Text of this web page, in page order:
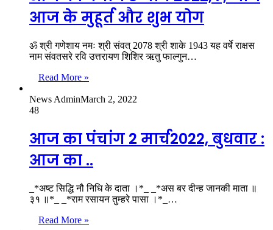
आज के मुहूर्त और शुभ योग
ॐ श्री गणेशाय नमः श्री संवत् 2078 श्री शाके 1943 यह वर्षे राक्षस
नाम संवतसरे रवि उत्तरायण शिशिर ऋतु फाल्गुन…
Read More »
News AdminMarch 2, 2022
48
आज का पंचांग 2 मार्च2022, बुधवार :
आज का ..
_*अष्ट सिद्धि नौ निधि के दाता ।*_ _*अस बर दीन्ह जानकी माता ॥
३१ ॥*_ _*राम रसायन तुम्हरे पासा ।*_…
Read More »